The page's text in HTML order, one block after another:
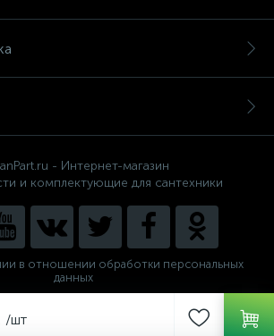
/шт
- Интернет-магазин
и комплектующие для сантехники
в отношении обработки персональных
данных